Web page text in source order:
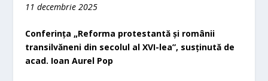
11 decembrie 2025
Conferința „Reforma protestantă și românii
transilvăneni din secolul al XVI-lea”, susținută de
acad. Ioan Aurel Pop